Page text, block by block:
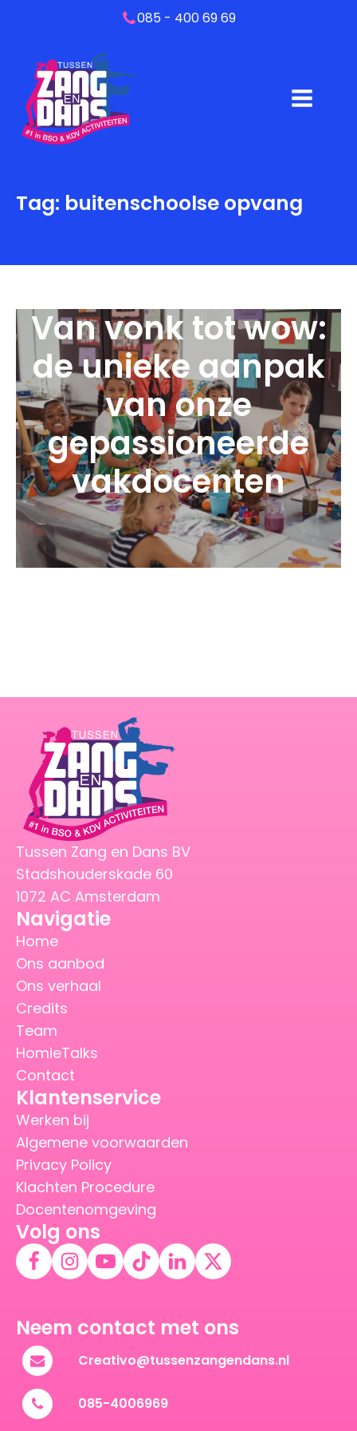
085 - 400 69 69
Tag: buitenschoolse opvang
Van vonk tot wow:
de unieke aanpak
van onze
gepassioneerde
vakdocenten
Tussen Zang en Dans BV
Stadshouderskade 60
1072 AC Amsterdam
Navigatie
Home
Ons aanbod
Ons verhaal
Credits
Team
HomieTalks
Contact
Klantenservice
Werken bij
Algemene voorwaarden
Privacy Policy
Klachten Procedure
Docentenomgeving
Volg ons
Neem contact met ons
Creativo@tussenzangendans.nl
085-4006969